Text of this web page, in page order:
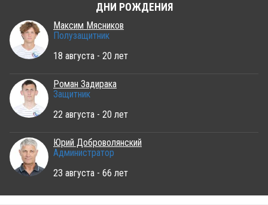
ДНИ РОЖДЕНИЯ
Максим Мясников
Полузащитник
18 августа - 20 лет
Роман Задирака
Защитник
22 августа - 20 лет
Юрий Доброволянский
Администратор
23 августа - 66 лет